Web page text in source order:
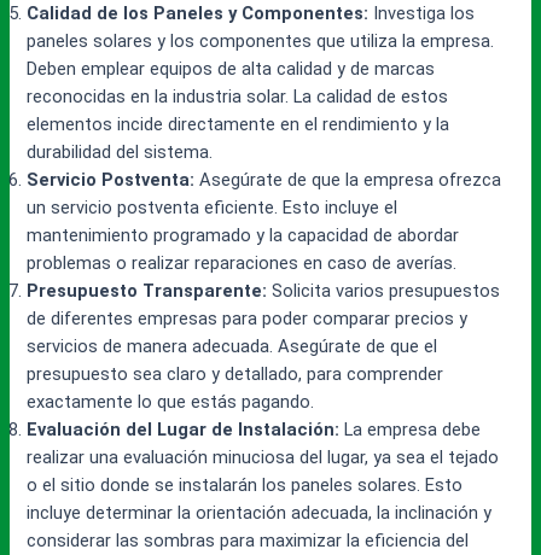
Calidad de los Paneles y Componentes: Investiga los
paneles solares y los componentes que utiliza la empresa.
Deben emplear equipos de alta calidad y de marcas
reconocidas en la industria solar. La calidad de estos
elementos incide directamente en el rendimiento y la
durabilidad del sistema.
Servicio Postventa: Asegúrate de que la empresa ofrezca
un servicio postventa eficiente. Esto incluye el
mantenimiento programado y la capacidad de abordar
problemas o realizar reparaciones en caso de averías.
Presupuesto Transparente: Solicita varios presupuestos
de diferentes empresas para poder comparar precios y
servicios de manera adecuada. Asegúrate de que el
presupuesto sea claro y detallado, para comprender
exactamente lo que estás pagando.
Evaluación del Lugar de Instalación: La empresa debe
realizar una evaluación minuciosa del lugar, ya sea el tejado
o el sitio donde se instalarán los paneles solares. Esto
incluye determinar la orientación adecuada, la inclinación y
considerar las sombras para maximizar la eficiencia del